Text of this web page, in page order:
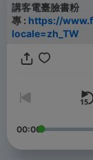
講客電臺臉書粉
專 : https://
locale=zh_TW
00:00